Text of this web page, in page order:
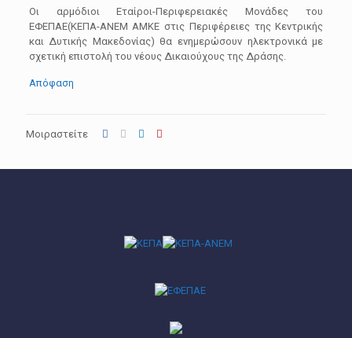
Οι αρμόδιοι Εταίροι-Περιφερειακές Μονάδες του
ΕΦΕΠΑΕ(ΚΕΠΑ-ΑΝΕΜ ΑΜΚΕ στις Περιφέρειες της Κεντρικής
και Δυτικής Μακεδονίας) θα ενημερώσουν ηλεκτρονικά με
σχετική επιστολή του νέους Δικαιούχους της Δράσης.
Απόφαση
Μοιραστείτε